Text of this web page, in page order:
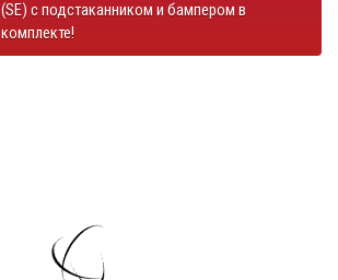
(SE) с подстаканником и бампером в
комплекте!